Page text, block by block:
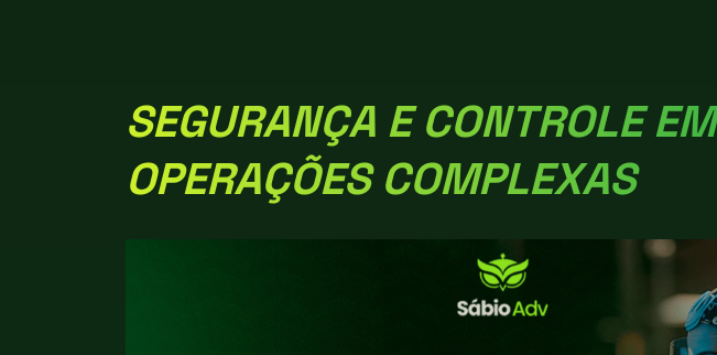
SEGURANÇA E CONTROLE EM
OPERAÇÕES COMPLEXAS